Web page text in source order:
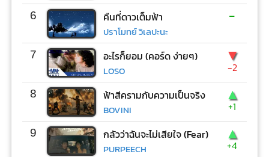
6 คืนที่ดาวเต็มฟ้า
ปราโมทย์ วิเลปะนะ
-
7 อะไรก็ยอม (คอร์ด ง่ายๆ)
LOSO
▼
-2
8 ฟ้าสีครามกับความเป็นจริง
BOVINI
▲
+1
9 กลัวว่าฉันจะไม่เสียใจ (Fear)
PURPEECH
▲
+4